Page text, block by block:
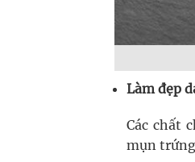
Làm đẹp
Các chất
mụn trứng